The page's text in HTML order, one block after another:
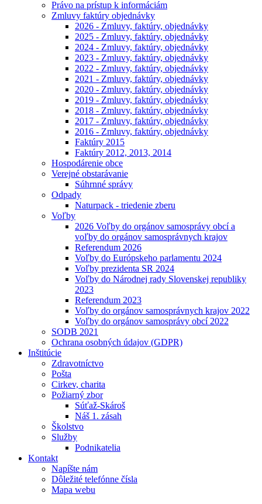
Právo na prístup k informáciám
Zmluvy faktúry objednávky
2026 - Zmluvy, faktúry, objednávky
2025 - Zmluvy, faktúry, objednávky
2024 - Zmluvy, faktúry, objednávky
2023 - Zmluvy, faktúry, objednávky
2022 - Zmluvy, faktúry, objednávky
2021 - Zmluvy, faktúry, objednávky
2020 - Zmluvy, faktúry, objednávky
2019 - Zmluvy, faktúry, objednávky
2018 - Zmluvy, faktúry, objednávky
2017 - Zmluvy, faktúry, objednávky
2016 - Zmluvy, faktúry, objednávky
Faktúry 2015
Faktúry 2012, 2013, 2014
Hospodárenie obce
Verejné obstarávanie
Súhrnné správy
Odpady
Naturpack - triedenie zberu
Voľby
2026 Voľby do orgánov samosprávy obcí a
voľby do orgánov samosprávnych krajov
Referendum 2026
Voľby do Európskeho parlamentu 2024
Voľby prezidenta SR 2024
Voľby do Národnej rady Slovenskej republiky
2023
Referendum 2023
Voľby do orgánov samosprávnych krajov 2022
Voľby do orgánov samosprávy obcí 2022
SODB 2021
Ochrana osobných údajov (GDPR)
Inštitúcie
Zdravotníctvo
Pošta
Cirkev, charita
Požiarný zbor
Súťaž-Skároš
Náš 1. zásah
Školstvo
Služby
Podnikatelia
Kontakt
Napíšte nám
Dôležité telefónne čísla
Mapa webu